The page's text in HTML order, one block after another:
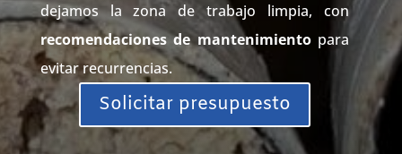
dejamos la zona de trabajo limpia, con
recomendaciones de mantenimientopara
evitar recurrencias.
Solicitar presupuesto